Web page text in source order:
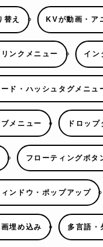
替え KVが動画・ア
ンクメニュー イン
ド・ハッシュタグメニュ
ブメニュー ドロッ
フローティングボタ
ンドウ・ポップアップ
埋め込み 多言語・